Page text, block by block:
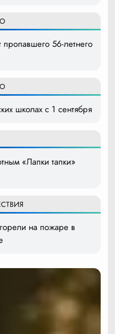
56-летнего
школах с 1 сентября
«Лапки тапки»
на пожаре в